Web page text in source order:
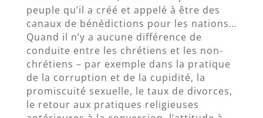
peuple qu’il a créé et appelé à être des
canaux de bénédictions pour les nations…
Quand il n’y a aucune différence de
conduite entre les chrétiens et les non-
chrétiens – par exemple dans la pratique
de la corruption et de la cupidité, la
promiscuité sexuelle, le taux de divorces,
le retour aux pratiques religieuses